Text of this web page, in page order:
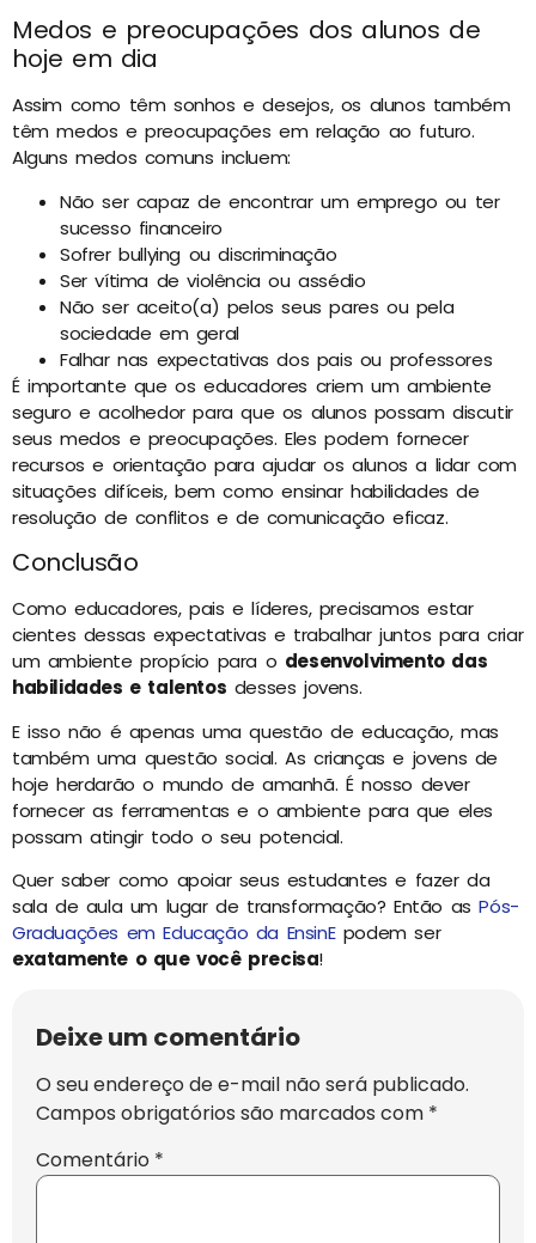
Medos e preocupações dos alunos de
hoje em dia
Assim como têm sonhos e desejos, os alunos também
têm medos e preocupações em relação ao futuro.
Alguns medos comuns incluem:
Não ser capaz de encontrar um emprego ou ter
sucesso financeiro
Sofrer bullying ou discriminação
Ser vítima de violência ou assédio
Não ser aceito(a) pelos seus pares ou pela
sociedade em geral
Falhar nas expectativas dos pais ou professores
É importante que os educadores criem um ambiente
seguro e acolhedor para que os alunos possam discutir
seus medos e preocupações. Eles podem fornecer
recursos e orientação para ajudar os alunos a lidar com
situações difíceis, bem como ensinar habilidades de
resolução de conflitos e de comunicação eficaz.
Conclusão
Como educadores, pais e líderes, precisamos estar
cientes dessas expectativas e trabalhar juntos para criar
um ambiente propício para o desenvolvimento das
habilidades e talentos desses jovens.
E isso não é apenas uma questão de educação, mas
também uma questão social. As crianças e jovens de
hoje herdarão o mundo de amanhã. É nosso dever
fornecer as ferramentas e o ambiente para que eles
possam atingir todo o seu potencial.
Quer saber como apoiar seus estudantes e fazer da
sala de aula um lugar de transformação? Então asPós-
Graduações em Educação da EnsinEpodem ser
exatamente o que você precisa!
Deixe um comentário
O seu endereço de e-mail não será publicado.
Campos obrigatórios são marcados com *
Comentário *